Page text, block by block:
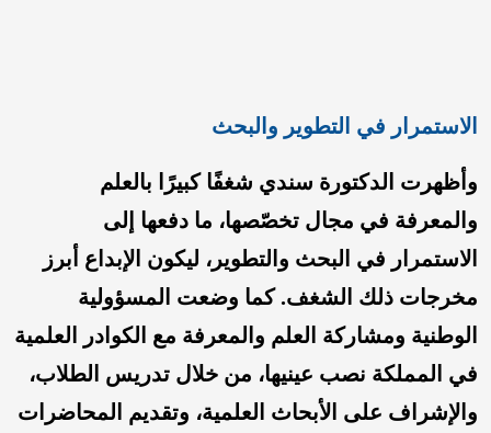
الاستمرار في التطوير والبحث
وأظهرت الدكتورة سندي شغفًا كبيرًا بالعلم
والمعرفة في مجال تخصّصها، ما دفعها إلى
الاستمرار في البحث والتطوير، ليكون الإبداع أبرز
مخرجات ذلك الشغف. كما وضعت المسؤولية
الوطنية ومشاركة العلم والمعرفة مع الكوادر العلمية
في المملكة نصب عينيها، من خلال تدريس الطلاب،
والإشراف على الأبحاث العلمية، وتقديم المحاضرات